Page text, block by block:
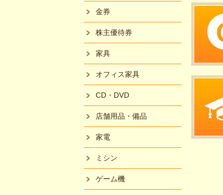
金券
株主優待券
家具
オフィス家具
CD・DVD
店舗用品・備品
家電
ミシン
ゲーム機